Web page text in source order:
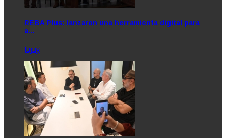
REBA Plus: lanzaron una herramienta digital para
a…
Jujuy